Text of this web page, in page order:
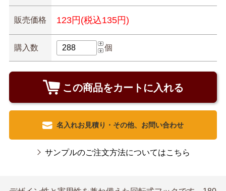
販売価格 123円(税込135円)
購入数 個
この商品をカートに入れる
名入れお見積り・その他、お問い合わせ
サンプルのご注文方法についてはこちら